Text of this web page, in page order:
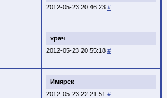
2012-05-23 20:46:23 #
храч
2012-05-23 20:55:18 #
Имярек
2012-05-23 22:21:51 #